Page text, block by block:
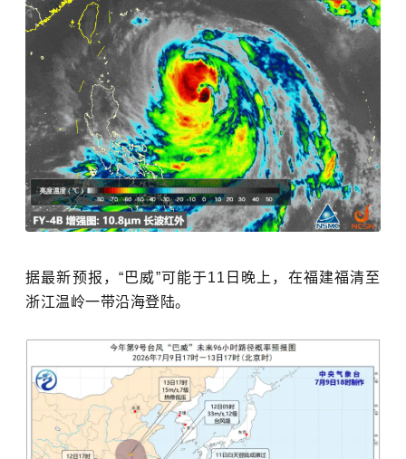
据最新预报，“巴威”可能于11日晚上，在福建福清至
浙江温岭一带沿海登陆。